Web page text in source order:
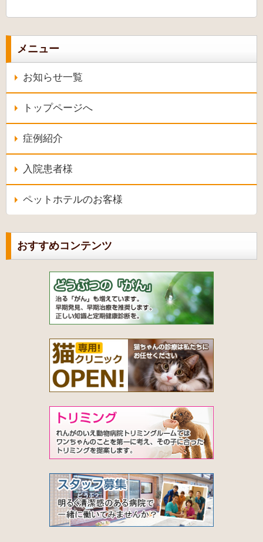
メニュー
お知らせ一覧
トップページへ
症例紹介
入院患者様
ペットホテルのお客様
おすすめコンテンツ